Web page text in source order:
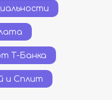
Т-Банка
и Сплит